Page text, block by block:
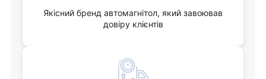
Якісний бренд автомагнітол, який завоював
довіру клієнтів